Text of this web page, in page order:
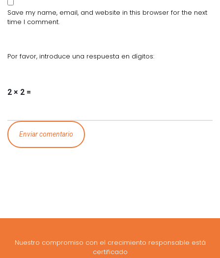
Save my name, email, and website in this browser for the next
time I comment.
Por favor, introduce una respuesta en dígitos:
2 × 2 =
Nuestro compromiso con el crecimiento responsable está
certificado